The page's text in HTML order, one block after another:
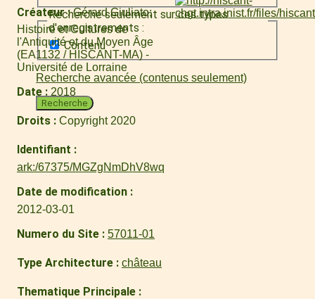
Recherche seulement sur ces types
d'enregistrements :
Contenu
Recherche avancée (contenus seulement)
Recherche
Créateur
Gérard Giuliato
Histoire et Cultures de
l'Antiquité et du Moyen Âge
(EA1132 / HISCANT-MA) -
Université de Lorraine
Date 2018
Droits Copyright 2020
Identifiant
ark:/67375/MGZgNmDhV8wq
Date de modification
2012-03-01
Numero du Site 57011-01
Type Architecture château
Thematique Principale